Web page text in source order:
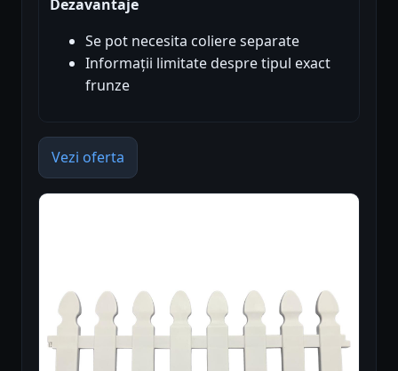
Dezavantaje
Se pot necesita coliere separate
Informații limitate despre tipul exact
frunze
Vezi oferta